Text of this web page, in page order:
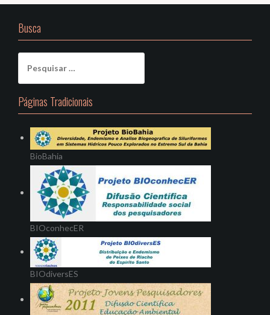
Busca
por:
Páginas Tradicionais
BioBahia
BIOconhecER
BIOdiversES